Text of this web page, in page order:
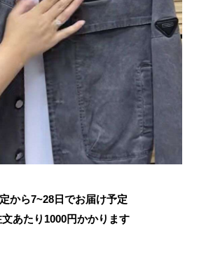
から7~28日でお届け予定
あたり 1000円かかります